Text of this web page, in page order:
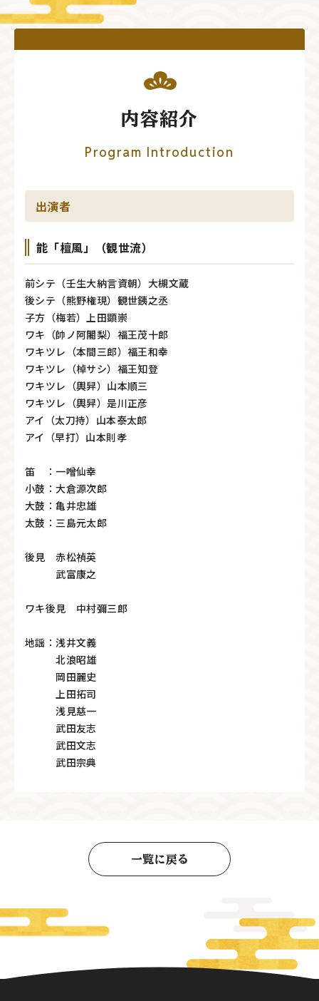
内容紹介
Program Introduction
出演者
能「檀風」（観世流）
前シテ（壬生大納言資朝）大槻文蔵
後シテ（熊野権現）観世銕之丞
子方（梅若）上田顕崇
ワキ（帥ノ阿闍梨）福王茂十郎
ワキツレ（本間三郎）福王和幸
ワキツレ（棹サシ）福王知登
ワキツレ（輿舁）山本順三
ワキツレ（輿舁）是川正彦
アイ（太刀持）山本泰太郎
アイ（早打）山本則孝
笛 ：一噌仙幸
小鼓：大倉源次郎
大鼓：亀井忠雄
太鼓：三島元太郎
後見 赤松禎英
武富康之
ワキ後見 中村彌三郎
地謡：浅井文義
北浪昭雄
岡田麗史
上田拓司
浅見慈一
武田友志
武田文志
武田宗典
一覧に戻る